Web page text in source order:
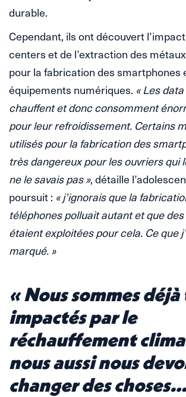
durable.
Cependant, ils ont découvert
centers et de l’extraction des
pour la fabrication des smartphones
équipements numériques. « Les
chauffent et donc consomment
pour leur refroidissement. Certains
utilisés pour la fabrication des
très dangereux pour les ouvriers qui
ne le savais pas », détaille
poursuit : « j’ignorais que la
téléphones polluait autant et que
étaient exploitées pour cela. Ce que
marqué. »
« Nous sommes déjà
impactés par le
réchauffement
nous aussi nous
changer des